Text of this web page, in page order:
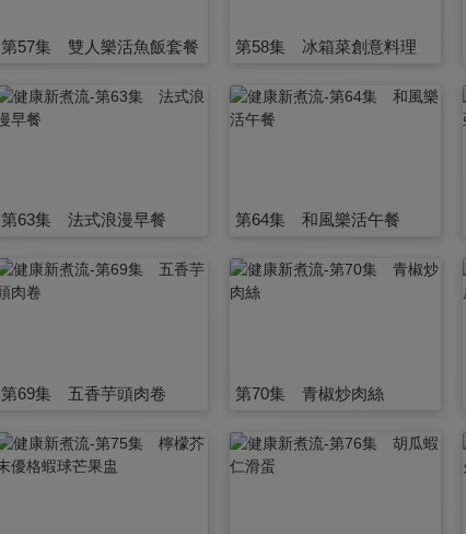
第57集 雙人樂活魚飯套餐 第58集 冰箱菜創意料理
第63集 法式浪漫早餐 第64集 和風樂活午餐
第69集 五香芋頭肉卷 第70集 青椒炒肉絲